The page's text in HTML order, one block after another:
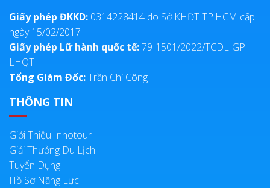
Giấy phép ĐKKD: 0314228414 do Sở KHĐT TP.HCM cấp
ngày 15/02/2017
Giấy phép Lữ hành quốc tế:79-1501/2022/TCDL-GP
LHQT
Tổng Giám Đốc:Trần Chí Công
THÔNG TIN
Giới Thiệu Innotour
Giải Thưởng Du Lịch
Tuyển Dụng
Hồ Sơ Năng Lực